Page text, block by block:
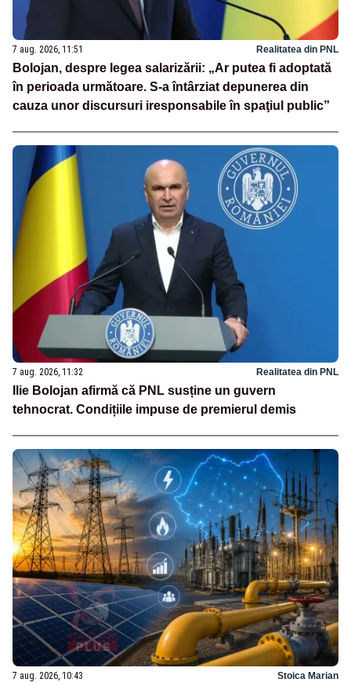
7 aug. 2026, 11:51 Realitatea din PNL
Bolojan, despre legea salarizării: „Ar putea fi adoptată
în perioada următoare. S-a întârziat depunerea din
cauza unor discursuri iresponsabile în spaţiul public”
7 aug. 2026, 11:32 Realitatea din PNL
Ilie Bolojan afirmă că PNL susține un guvern
tehnocrat. Condițiile impuse de premierul demis
7 aug. 2026, 10:43 Stoica Marian